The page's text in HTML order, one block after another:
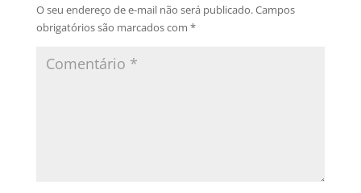
O seu endereço de e-mail não será publicado.Campos
obrigatórios são marcados com *